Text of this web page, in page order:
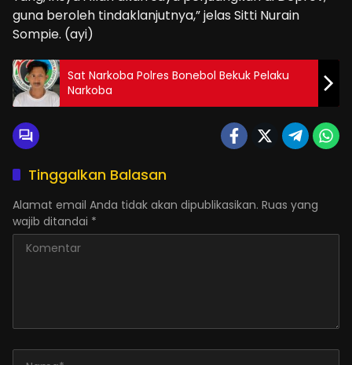
guna beroleh tindaklanjutnya,” jelas Sitti Nurain
Sompie. (ayi)
Sat Narkoba Polres Bonebol Bekuk Pelaku
Narkoba
Tinggalkan Balasan
Alamat email Anda tidak akan dipublikasikan. Ruas yang
wajib ditandai *